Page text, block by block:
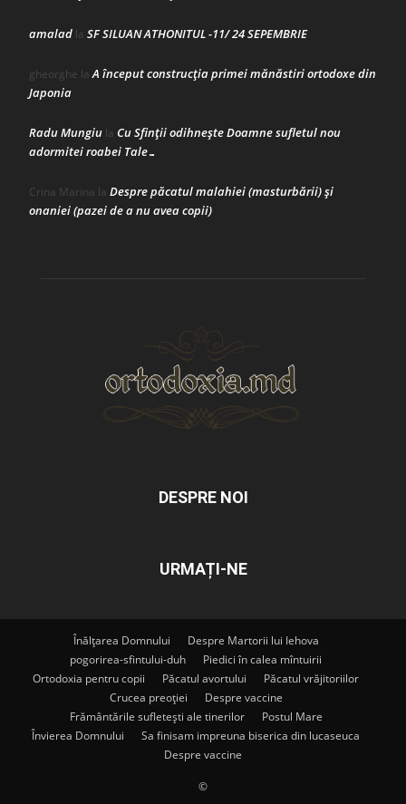
amalad la SF SILUAN ATHONITUL -11/ 24 SEPEMBRIE
gheorghe laA început construcţia primei mănăstiri ortodoxe din
Japonia
Radu Mungiu la Cu Sfinții odihnește Doamne sufletul nou
adormitei roabei Tale…
Crina Marina la Despre păcatul malahiei (masturbării) şi
onaniei (pazei de a nu avea copii)
DESPRE NOI
URMAȚI-NE
Înălțarea Domnului
Despre Martorii lui Iehova
pogorirea-sfintului-duh
Piedici în calea mîntuirii
Ortodoxia pentru copii
Păcatul avortului
Păcatul vrăjitoriilor
Crucea preoției
Despre vaccine
Frământările sufletești ale tinerilor
Postul Mare
Învierea Domnului
Sa finisam impreuna biserica din lucaseuca
Despre vaccine
©